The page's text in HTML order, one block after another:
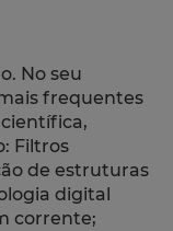
No seu
frequentes
Filtros
de estruturas
digital
corrente;